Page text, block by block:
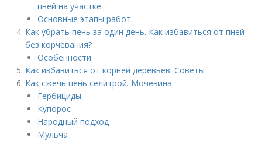
пней на участке
Основные этапы работ
Как убрать пень за один день. Как избавиться от пней
без корчевания?
Особенности
Как избавиться от корней деревьев. Советы
Как сжечь пень селитрой. Мочевина
Гербициды
Купорос
Народный подход
Мульча